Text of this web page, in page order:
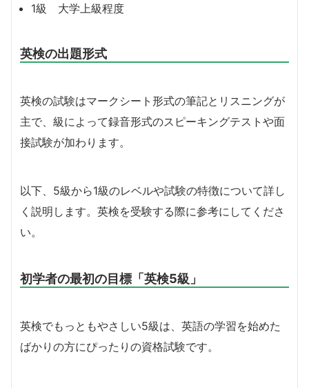
1級 大学上級程度
英検の出題形式
英検の試験はマークシート形式の筆記とリスニングが
主で、級によって録音形式のスピーキングテストや面
接試験が加わります。
以下、5級から1級のレベルや試験の特徴について詳し
く説明します。英検を受験する際に参考にしてくださ
い。
初学者の最初の目標「英検5級」
英検でもっともやさしい5級は、英語の学習を始めた
ばかりの方にぴったりの資格試験です。